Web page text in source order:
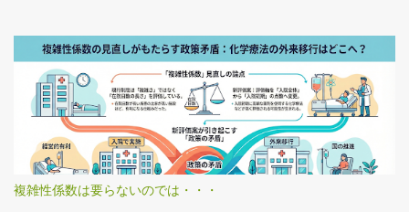
は、医業情報ダイジェストの記事をお読みください！なのだが、
分析結果の一例は下のグラフ。 病床機能報告（2023年度報告）を
基に作成 ※救急救命士の人数は常勤・非常勤（常勤換算）の合
計。人数が0人の施設は集計に含まない この施設は何人いるんだろ
う？、あの施設は何人だろう？と見てみるだけでも十分興味深い
が、上のグラフのような情報が頭に入っていると、比較整理しや
する。立派な建物がある。武蔵国府の国司館（こくしのたち）を
複雑性係数は要らないのでは・・・